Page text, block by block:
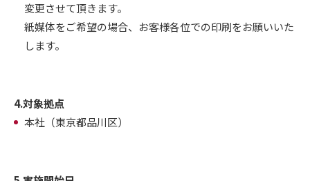
変更させて頂きます。
紙媒体をご希望の場合、お客様各位での印刷をお願いいた
します。
4.対象拠点
本社（東京都品川区）